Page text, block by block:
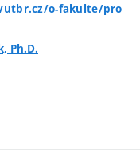
o-fakulte/pro
Ph.D.